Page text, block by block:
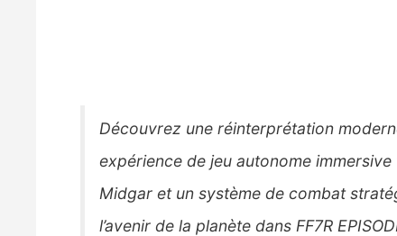
Découvrez une réinterprétation
expérience de jeu autonome
Midgar et un système de combat
l’avenir de la planète dans FF7R